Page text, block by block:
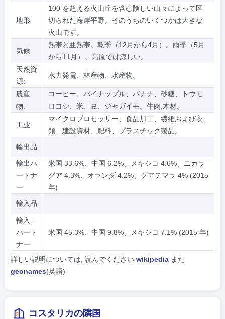
地形
100 を超える火山丘を含む険しい山々によって区
切られた海岸平野。そのうちのいくつかは大きな
火山です。
気候
熱帯と亜熱帯。乾季（12月から4月）。雨季（5月
から11月）。高原では涼しい。
天然資
源:
水力発電、林産物、水産物。
農産
物:
コーヒー、パイナップル、バナナ、砂糖、トウモ
ロコシ、米、豆、ジャガイモ。牛肉;木材。
工业:
マイクロプロセッサー、食品加工、繊維および衣
類、建設資材、肥料、プラスチック製品。
輸出品
輸出パ
ートナ
ー
米国 33.6%、中国 6.2%、メキシコ 4.6%、ニカラ
グア 4.3%、オランダ 4.2%、グアテマラ 4% (2015
年)
輸入品
輸入 -
パート
ナー
米国 45.3%、中国 9.8%、メキシコ 7.1% (2015 年)
詳しい説明については, 読んでください wikipediaまた
geonames(英語)
コスタリカの隣国